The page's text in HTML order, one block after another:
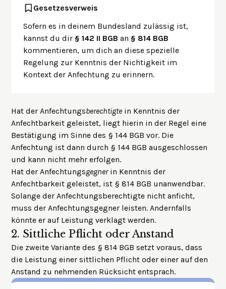
Gesetzesverweis
Sofern es in deinem Bundesland zulässig ist,
kannst du dir § 142 II BGB an § 814 BGB
kommentieren, um dich an diese spezielle
Regelung zur Kenntnis der Nichtigkeit im
Kontext der Anfechtung zu erinnern.
Hat der Anfechtungsberechtigte in Kenntnis der
Anfechtbarkeit geleistet, liegt hierin in der Regel eine
Bestätigung im Sinne des § 144 BGB vor. Die
Anfechtung ist dann durch § 144 BGB ausgeschlossen
und kann nicht mehr erfolgen.
Hat der Anfechtungsgegnerin Kenntnis der
Anfechtbarkeit geleistet, ist § 814 BGB unanwendbar.
Solange der Anfechtungsberechtigte nicht anficht,
muss der Anfechtungsgegner leisten. Andernfalls
könnte er auf Leistung verklagt werden.
2. Sittliche Pflicht oder Anstand
Die zweite Variante des § 814 BGB setzt voraus, dass
die Leistung einer sittlichen Pflicht oder einer auf den
Anstand zu nehmenden Rücksicht entsprach.